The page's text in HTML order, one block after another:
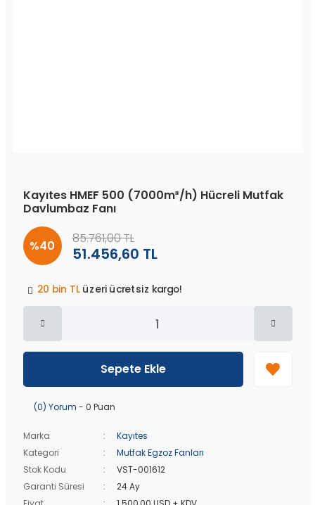
Kayıtes HMEF 500 (7000m³/h) Hücreli Mutfak
Davlumbaz Fanı
%40 51.456,60 TL
85.761,00 TL
20 bin TLüzeri ücretsiz kargo!
40 bin TL
Peşin fiyatına
üzeri ücretsiz kargo!
üzeri ücretsiz kargo!
40 bin TLüzeri özel teklif!
Sepete Ekle
(0) Yorum - 0 Puan
Marka
Kayıtes
Kategori
Mutfak Egzoz Fanları
Stok Kodu
VST-001612
Garanti Süresi
24 Ay